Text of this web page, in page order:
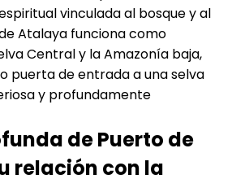
vinculada al bosque y al
Atalaya funciona como
Central y la Amazonía baja,
puerta de entrada a una selva
y profundamente
de Puerto de
relación con la